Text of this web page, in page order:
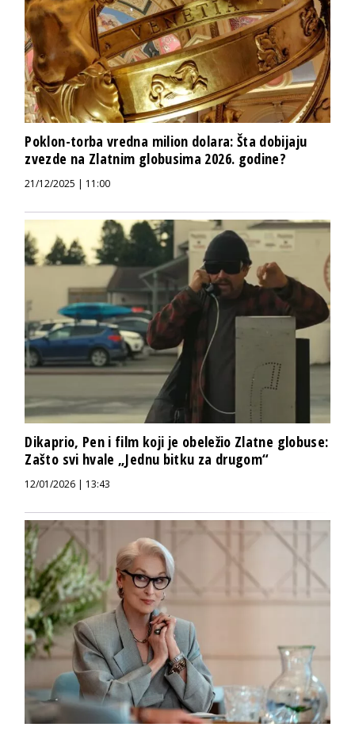
Poklon-torba vredna milion dolara: Šta dobijaju
zvezde na Zlatnim globusima 2026. godine?
21/12/2025 | 11:00
Dikaprio, Pen i film koji je obeležio Zlatne globuse:
Zašto svi hvale „Jednu bitku za drugom“
12/01/2026 | 13:43